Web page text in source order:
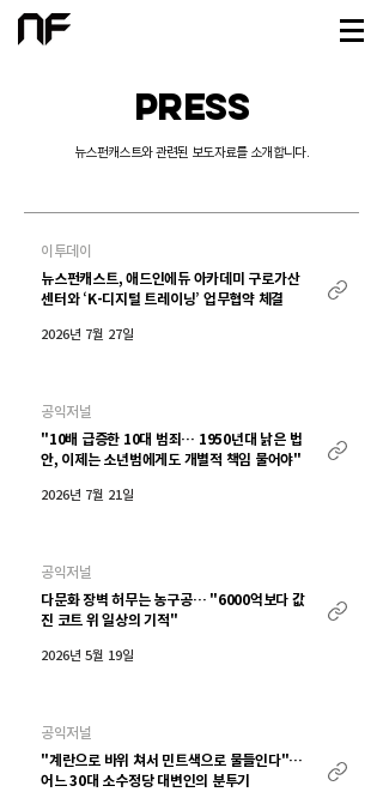
PRESS
뉴스펀캐스트와 관련된 보도자료를 소개합니다.
이투데이
뉴스펀캐스트, 애드인에듀 아카데미 구로가산
센터와 ‘K-디지털 트레이닝’ 업무협약 체결
2026년 7월 27일
공익저널
"10배 급증한 10대 범죄… 1950년대 낡은 법
안, 이제는 소년범에게도 개별적 책임 물어야"
2026년 7월 21일
공익저널
다문화 장벽 허무는 농구공… "6000억보다 값
진 코트 위 일상의 기적"
2026년 5월 19일
공익저널
"계란으로 바위 쳐서 민트색으로 물들인다"…
어느 30대 소수정당 대변인의 분투기